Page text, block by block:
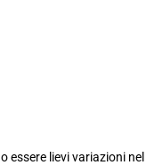
essere lievi variazioni